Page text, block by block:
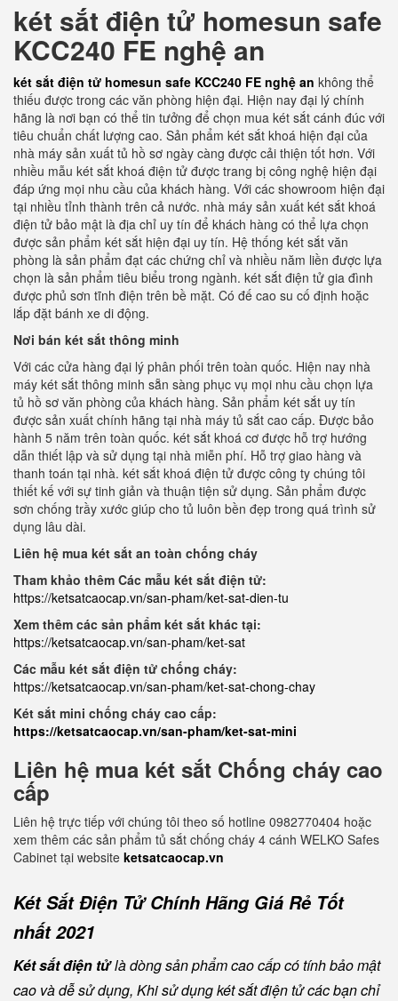
két sắt điện tử homesun safe
KCC240 FE nghệ an
két sắt điện tử homesun safe KCC240 FE nghệ an không thể
thiếu được trong các văn phòng hiện đại. Hiện nay đại lý chính
hãng là nơi bạn có thể tin tưởng để chọn mua két sắt cánh đúc với
tiêu chuẩn chất lượng cao. Sản phẩm két sắt khoá hiện đại của
nhà máy sản xuất tủ hồ sơ ngày càng được cải thiện tốt hơn. Với
nhiều mẫu két sắt khoá điện tử được trang bị công nghệ hiện đại
đáp ứng mọi nhu cầu của khách hàng. Với các showroom hiện đại
tại nhiều tỉnh thành trên cả nước. nhà máy sản xuất két sắt khoá
điện tử bảo mật là địa chỉ uy tín để khách hàng có thể lựa chọn
được sản phẩm két sắt hiện đại uy tín. Hệ thống két sắt văn
phòng là sản phẩm đạt các chứng chỉ và nhiều năm liền được lựa
chọn là sản phẩm tiêu biểu trong ngành. két sắt điện tử gia đình
được phủ sơn tĩnh điện trên bề mặt. Có đế cao su cố định hoặc
lắp đặt bánh xe di động.
Nơi bán két sắt thông minh
Với các cửa hàng đại lý phân phối trên toàn quốc. Hiện nay nhà
máy két sắt thông minh sẵn sàng phục vụ mọi nhu cầu chọn lựa
tủ hồ sơ văn phòng của khách hàng. Sản phẩm két sắt uy tín
được sản xuất chính hãng tại nhà máy tủ sắt cao cấp. Được bảo
hành 5 năm trên toàn quốc. két sắt khoá cơ được hỗ trợ hướng
dẫn thiết lập và sử dụng tại nhà miễn phí. Hỗ trợ giao hàng và
thanh toán tại nhà. két sắt khoá điện tử được công ty chúng tôi
thiết kế với sự tinh giản và thuận tiện sử dụng. Sản phẩm được
sơn chống trầy xước giúp cho tủ luôn bền đẹp trong quá trình sử
dụng lâu dài.
Liên hệ mua két sắt an toàn chống cháy
Tham khảo thêm Các mẫu két sắt điện tử:
https://ketsatcaocap.vn/san-pham/ket-sat-dien-tu
Xem thêm các sản phẩm két sắt khác tại:
https://ketsatcaocap.vn/san-pham/ket-sat
Các mẫu két sắt điện tử chống cháy:
https://ketsatcaocap.vn/san-pham/ket-sat-chong-chay
Két sắt mini chống cháy cao cấp:
https://ketsatcaocap.vn/san-pham/ket-sat-mini
Liên hệ mua két sắt Chống cháy cao
cấp
Liên hệ trực tiếp với chúng tôi theo số hotline 0982770404 hoặc
xem thêm các sản phẩm tủ sắt chống cháy 4 cánh WELKO Safes
Cabinet tại website ketsatcaocap.vn
Két Sắt Điện Tử Chính Hãng Giá Rẻ Tốt
nhất 2021
Két sắt điện tửlà dòng sản phẩm cao cấp có tính bảo mật
cao và dễ sử dụng, Khi sử dụng két sắt điện tử các bạn chỉ